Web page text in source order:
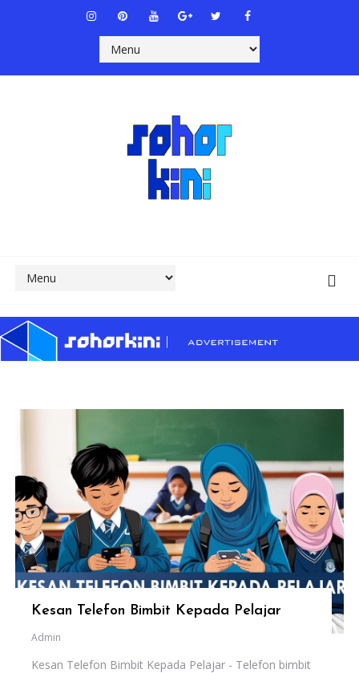
Kesan Telefon Bimbit Kepada Pelajar
Admin
Kesan Telefon Bimbit Kepada Pelajar - Telefon bimbit